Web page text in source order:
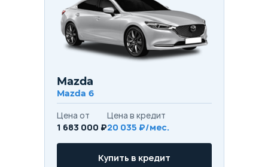
Mazda
Mazda 6
Цена от
1 683 000 ₽
Цена в кредит
20 035 ₽/мес.
Купить в кредит